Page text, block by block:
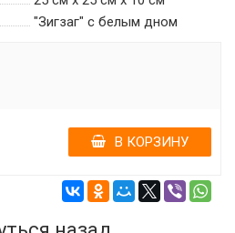
"Зигзаг" c белым дном
В КОРЗИНУ